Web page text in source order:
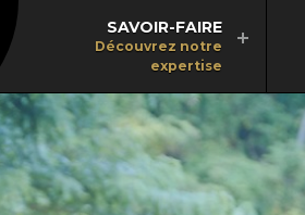
SAVOIR-FAIRE
Découvrez notre
expertise